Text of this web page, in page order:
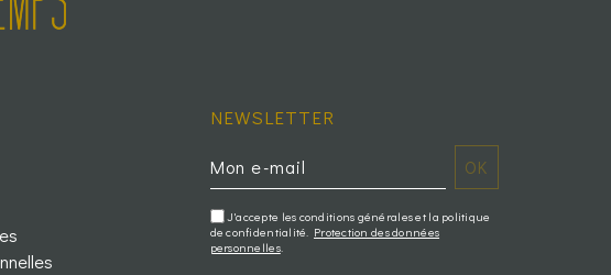
NEWSLETTER
J'accepte les conditions générales et la politique
de confidentialité. Protection des données
personnelles.